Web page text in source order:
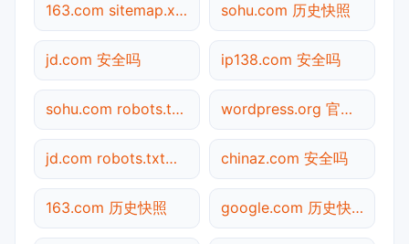
163.com sitemap.xml检测 sohu.com 历史快照
jd.com 安全吗 ip138.com 安全吗
sohu.com robots.txt检测 wordpress.org 官网入口
jd.com robots.txt检测 chinaz.com 安全吗
163.com 历史快照 google.com 历史快照